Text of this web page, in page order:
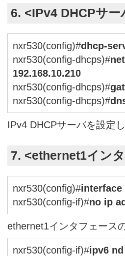
6. <IPv4 DHCPサー
nxr530(config)#dhcp-
nxr530(config-dhcps)#
192.168.10.210
nxr530(config-dhcps)#
nxr530(config-dhcps)#
IPv4 DHCPサーバを設定し
7. <ethernet1イン
nxr530(config)#interface
nxr530(config-if)#no ip
ethernet1インタフェース
nxr530(config-if)#ipv6